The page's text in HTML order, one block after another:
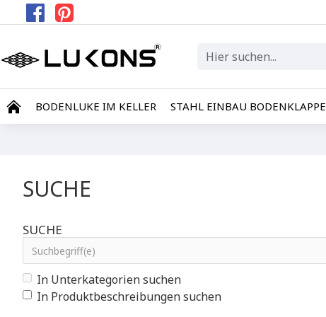
BODENLUKE IM KELLER STAHL EINBAU BODENKLAPPE
SUCHE
SUCHE
In Unterkategorien suchen
In Produktbeschreibungen suchen